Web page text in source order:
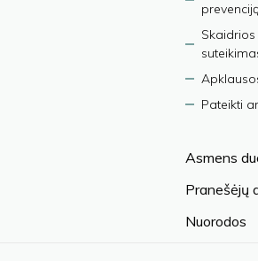
Pateikti
Asmens
Pranešėjų
Nuorodos